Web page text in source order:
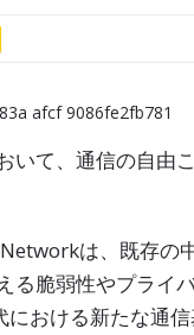
いて、通信の自由
は、既存の
る脆弱性やプライ
おける新たな通